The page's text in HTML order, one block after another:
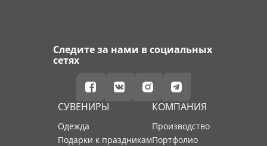
Следите за нами в социальных
сетях
СУВЕНИРЫ
Одежда
Подарки к праздникам
КОМПАНИЯ
производство
портфолио